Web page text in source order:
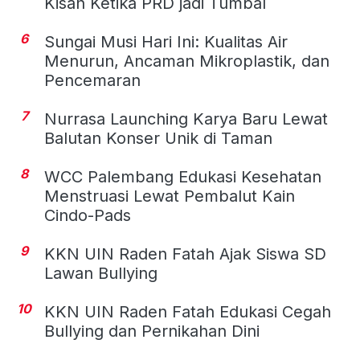
6
Sungai Musi Hari Ini: Kualitas Air
Menurun, Ancaman Mikroplastik, dan
Pencemaran
7
Nurrasa Launching Karya Baru Lewat
Balutan Konser Unik di Taman
8
WCC Palembang Edukasi Kesehatan
Menstruasi Lewat Pembalut Kain
Cindo-Pads
9
KKN UIN Raden Fatah Ajak Siswa SD
Lawan Bullying
10
KKN UIN Raden Fatah Edukasi Cegah
Bullying dan Pernikahan Dini